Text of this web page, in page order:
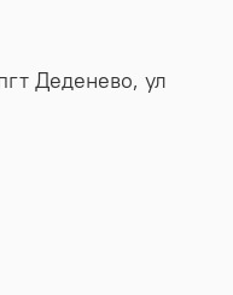
Деденево, ул